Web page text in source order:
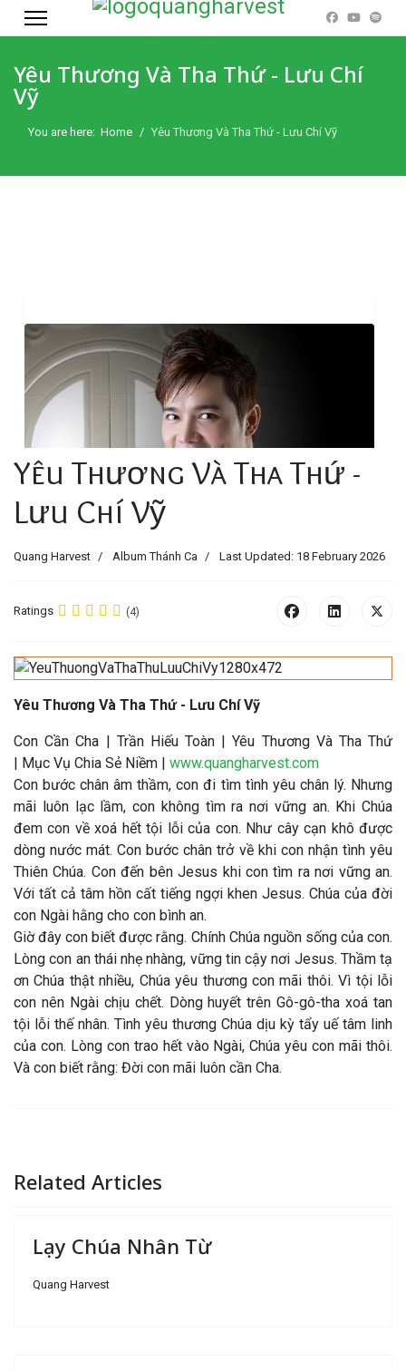
Yêu Thương Và Tha Thứ - Lưu Chí
Vỹ
You are here: Home Yêu Thương Và Tha Thứ - Lưu Chí Vỹ
Yêu Thương Và Tha Thứ -
Lưu Chí Vỹ
Quang Harvest Album Thánh Ca Last Updated: 18 February 2026
Ratings (4)
Yêu Thương Và Tha Thứ - Lưu Chí Vỹ
Con Cần Cha | Trần Hiếu Toàn | Yêu Thương Và Tha Thứ
| Mục Vụ Chia Sẻ Niềm | www.quangharvest.com
Con bước chân âm thầm, con đi tìm tình yêu chân lý. Nhưng
mãi luôn lạc lầm, con không tìm ra nơi vững an. Khi Chúa
đem con về xoá hết tội lỗi của con. Như cây cạn khô được
dòng nước mát. Con bước chân trở về khi con nhận tình yêu
Thiên Chúa. Con đến bên Jesus khi con tìm ra nơi vững an.
Với tất cả tâm hồn cất tiếng ngợi khen Jesus. Chúa của đời
con Ngài hằng cho con bình an.
Giờ đây con biết được rằng. Chính Chúa nguồn sống của con.
Lòng con an thái nhẹ nhàng, vững tin cậy nơi Jesus. Thầm tạ
ơn Chúa thật nhiều, Chúa yêu thương con mãi thôi. Vì tội lỗi
con nên Ngài chịu chết. Dòng huyết trên Gô-gô-tha xoá tan
tội lỗi thế nhân. Tình yêu thương Chúa dịu kỳ tẩy uế tâm linh
của con. Lòng con trao hết vào Ngài, Chúa yêu con mãi thôi.
Và con biết rằng: Đời con mãi luôn cần Cha.
Related Articles
Lạy Chúa Nhân Từ
Quang Harvest